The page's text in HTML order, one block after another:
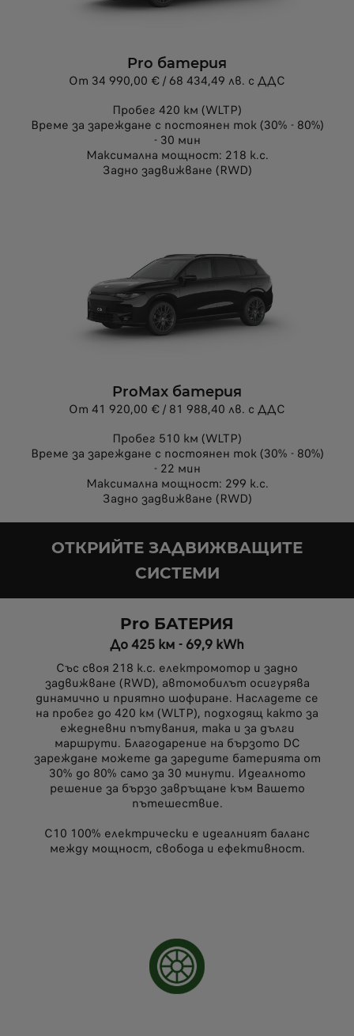
Pro батерия
От 34 990,00 € / 68 434,49 лв. с ДДС
Пробег 420 км (WLTP)
Време за зареждане с постоянен ток (30% - 80%)
- 30 мин
Максимална мощност: 218 к.с.
Задно задвижване (RWD)
ProMax батерия
От 41 920,00 € / 81 988,40 лв. с ДДС
Пробег 510 км (WLTP)
Време за зареждане с постоянен ток (30% - 80%)
- 22 мин
Максимална мощност: 299 к.с.
Задно задвижване (RWD)
ОТКРИЙТЕ ЗАДВИЖВАЩИТЕ
СИСТЕМИ
Pro БАТЕРИЯ
До 425 км - 69,9 kWh
Със своя 218 к.с. електромотор и задно
задвижване (RWD), автомобилът осигурява
динамично и приятно шофиране. Насладете се
на пробег до 420 км (WLTP), подходящ както за
ежедневни пътувания, така и за дълги
маршрути. Благодарение на бързото DC
зареждане можете да заредите батерията от
30% до 80% само за 30 минути. Идеалното
решение за бързо завръщане към Вашето
пътешествие.
C10 100% електрически е идеалният баланс
между мощност, свобода и ефективност.